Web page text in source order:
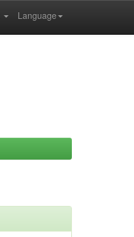
Language